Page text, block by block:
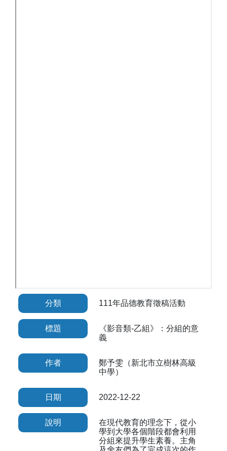
分類 111年品德教育徵稿活動
標題
《影音類-乙組》：分組的意
義
作者
鄭予雯（新北市立樹林高級
中學）
日期 2022-12-22
說明
在現代教育的理念下，從小
學到大學各個階段都會利用
分組來提升學生素養。主角